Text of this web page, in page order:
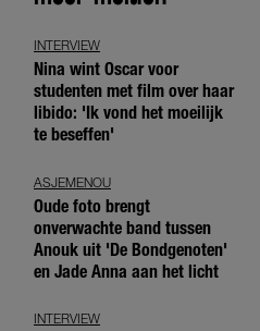
INTERVIEW
Nina wint Oscar voor
studenten met film over haar
libido: 'Ik vond het moeilijk
te beseffen'
ASJEMENOU
Oude foto brengt
onverwachte band tussen
Anouk uit 'De Bondgenoten'
en Jade Anna aan het licht
INTERVIEW